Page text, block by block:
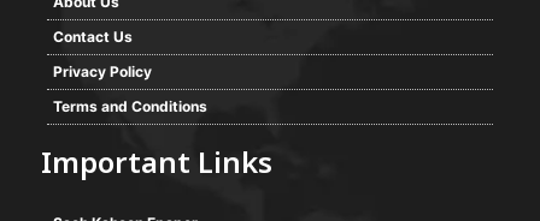
Contact Us
Privacy Policy
Terms and Conditions
Important Links